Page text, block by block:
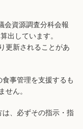
会資源調査分科会報
出しています。
更新されることがあ
事管理を支援するも
ん。
、必ずその指示・指